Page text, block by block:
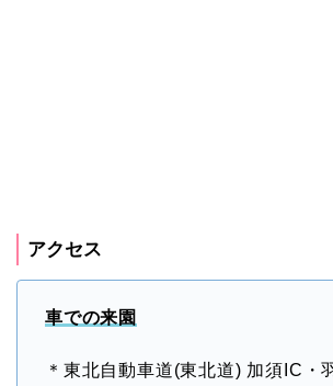
アクセス
車での来園
＊東北自動車道(東北道) 加須IC・